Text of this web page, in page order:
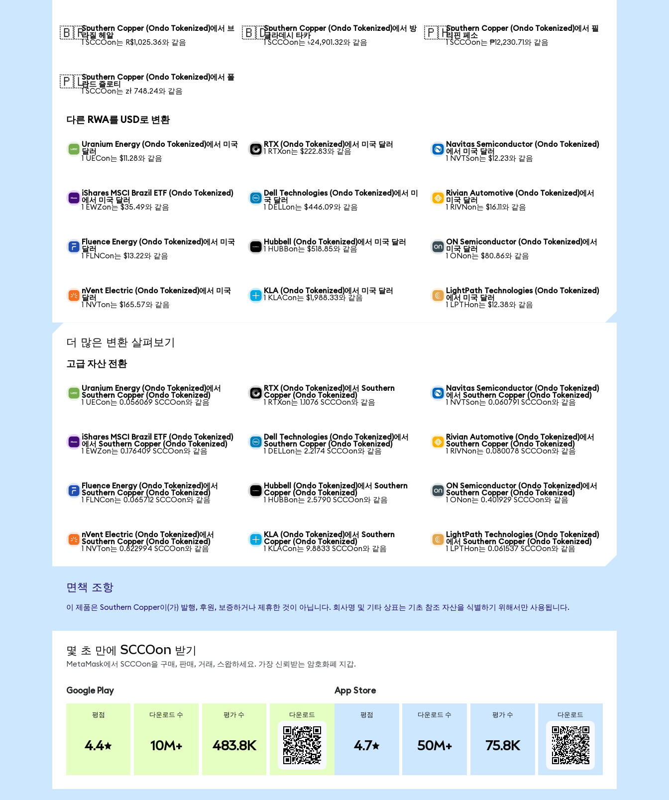
🇧🇷Southern Copper (Ondo Tokenized)에서 브
라질 헤알
1 SCCOon는 R$1,025.36와 같음
🇧🇩Southern Copper (Ondo Tokenized)에서 방
글라데시 타카
1 SCCOon는 ৳24,901.32와 같음
🇵🇭Southern Copper (Ondo Tokenized)에서 필
리핀 페소
1 SCCOon는 ₱12,230.71와 같음
🇵🇱Southern Copper (Ondo Tokenized)에서 폴
란드 즐로티
1 SCCOon는 zł 748.24와 같음
다른 RWA를 USD로 변환
Uranium Energy (Ondo Tokenized)에서 미국
달러
1 UECon는 $11.28와 같음
RTX (Ondo Tokenized)에서 미국 달러
1 RTXon는 $222.83와 같음
Navitas Semiconductor (Ondo Tokenized)
에서 미국 달러
1 NVTSon는 $12.23와 같음
iShares MSCI Brazil ETF (Ondo Tokenized)
에서 미국 달러
1 EWZon는 $35.49와 같음
Dell Technologies (Ondo Tokenized)에서 미
국 달러
1 DELLon는 $446.09와 같음
Rivian Automotive (Ondo Tokenized)에서
미국 달러
1 RIVNon는 $16.11와 같음
Fluence Energy (Ondo Tokenized)에서 미국
달러
1 FLNCon는 $13.22와 같음
Hubbell (Ondo Tokenized)에서 미국 달러
1 HUBBon는 $518.85와 같음
ON Semiconductor (Ondo Tokenized)에서
미국 달러
1 ONon는 $80.86와 같음
nVent Electric (Ondo Tokenized)에서 미국
달러
1 NVTon는 $165.57와 같음
KLA (Ondo Tokenized)에서 미국 달러
1 KLACon는 $1,988.33와 같음
LightPath Technologies (Ondo Tokenized)
에서 미국 달러
1 LPTHon는 $12.38와 같음
더 많은 변환 살펴보기
고급 자산 전환
Uranium Energy (Ondo Tokenized)에서
Southern Copper (Ondo Tokenized)
1 UECon는 0.056069 SCCOon와 같음
RTX (Ondo Tokenized)에서 Southern
Copper (Ondo Tokenized)
1 RTXon는 1.1076 SCCOon와 같음
Navitas Semiconductor (Ondo Tokenized)
에서 Southern Copper (Ondo Tokenized)
1 NVTSon는 0.060791 SCCOon와 같음
iShares MSCI Brazil ETF (Ondo Tokenized)
에서 Southern Copper (Ondo Tokenized)
1 EWZon는 0.176409 SCCOon와 같음
Dell Technologies (Ondo Tokenized)에서
Southern Copper (Ondo Tokenized)
1 DELLon는 2.2174 SCCOon와 같음
Rivian Automotive (Ondo Tokenized)에서
Southern Copper (Ondo Tokenized)
1 RIVNon는 0.080078 SCCOon와 같음
Fluence Energy (Ondo Tokenized)에서
Southern Copper (Ondo Tokenized)
1 FLNCon는 0.065712 SCCOon와 같음
Hubbell (Ondo Tokenized)에서 Southern
Copper (Ondo Tokenized)
1 HUBBon는 2.5790 SCCOon와 같음
ON Semiconductor (Ondo Tokenized)에서
Southern Copper (Ondo Tokenized)
1 ONon는 0.401929 SCCOon와 같음
nVent Electric (Ondo Tokenized)에서
Southern Copper (Ondo Tokenized)
1 NVTon는 0.822994 SCCOon와 같음
KLA (Ondo Tokenized)에서 Southern
Copper (Ondo Tokenized)
1 KLACon는 9.8833 SCCOon와 같음
LightPath Technologies (Ondo Tokenized)
에서 Southern Copper (Ondo Tokenized)
1 LPTHon는 0.061537 SCCOon와 같음
면책 조항
이 제품은 Southern Copper이(가) 발행, 후원, 보증하거나 제휴한 것이 아닙니다. 회사명 및 기타 상표는 기초 참조 자산을 식별하기 위해서만 사용됩니다.
몇 초 만에 SCCOon 받기
MetaMask에서 SCCOon을 구매, 판매, 거래, 스왑하세요. 가장 신뢰받는 암호화폐 지갑.
Google Play
평점
4.4
다운로드 수
10M+
평가 수
483.8K
다운로드
App Store
평점
4.7
다운로드 수
50M+
평가 수
75.8K
다운로드